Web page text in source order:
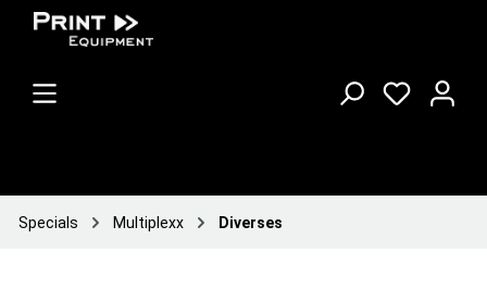
Specials Multiplexx Diverses